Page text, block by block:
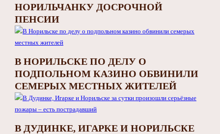
НОРИЛЬЧАНКУ ДОСРОЧНОЙ
ПЕНСИИ
В НОРИЛЬСКЕ ПО ДЕЛУ О
ПОДПОЛЬНОМ КАЗИНО ОБВИНИЛИ
СЕМЕРЫХ МЕСТНЫХ ЖИТЕЛЕЙ
В ДУДИНКЕ, ИГАРКЕ И НОРИЛЬСКЕ